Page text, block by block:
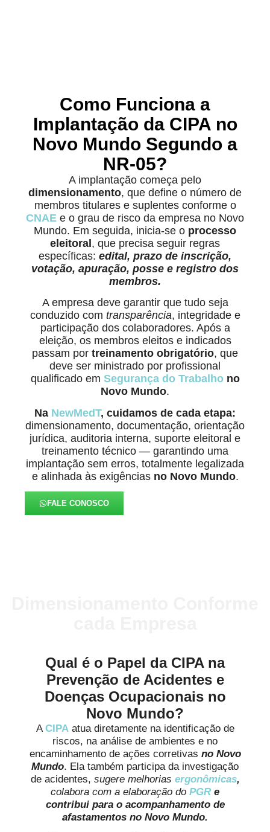
Como Funciona a
Implantação da CIPA no
Novo Mundo Segundo a
NR-05?
A implantação começa pelo
dimensionamento, que define o número de
membros titulares e suplentes conforme o
CNAE e o grau de risco da empresa no Novo
Mundo. Em seguida, inicia-se o processo
eleitoral , que precisa seguir regras
específicas: edital, prazo de inscrição,
votação, apuração, posse e registro dos
membros.
A empresa deve garantir que tudo seja
conduzido com transparência, integridade e
participação dos colaboradores. Após a
eleição, os membros eleitos e indicados
passam por treinamento obrigatório, que
deve ser ministrado por profissional
qualificado em Segurança do Trabalhono
Novo Mundo.
Na NewMedT, cuidamos de cada etapa:
dimensionamento, documentação, orientação
jurídica, auditoria interna, suporte eleitoral e
treinamento técnico — garantindo uma
implantação sem erros, totalmente legalizada
e alinhada às exigências no Novo Mundo.
FALE CONOSCO
Qual é o Papel da CIPA na
Prevenção de Acidentes e
Doenças Ocupacionais no
Novo Mundo?
ACIPA atua diretamente na identificação de
riscos, na análise de ambientes e no
encaminhamento de ações corretivas no Novo
Mundo. Ela também participa da investigação
de acidentes, sugere melhorias ergonômicas,
colabora com a elaboração do PGR e
contribui para o acompanhamento de
afastamentos no Novo Mundo.